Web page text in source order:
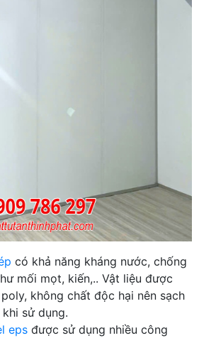
có khả năng kháng nước, chống
mối mọt, kiến,.. Vật liệu được
không chất độc hại nên sạch
sử dụng.
eps được sử dụng nhiều công